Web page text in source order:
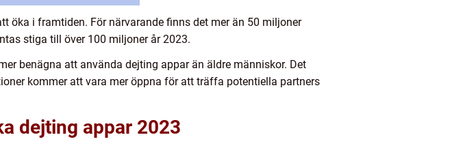
öka i framtiden. För närvarande finns det mer än 50 miljoner
stiga till över 100 miljoner år 2023.
benägna att använda dejting appar än äldre människor. Det
kommer att vara mer öppna för att träffa potentiella partners
dejting appar 2023